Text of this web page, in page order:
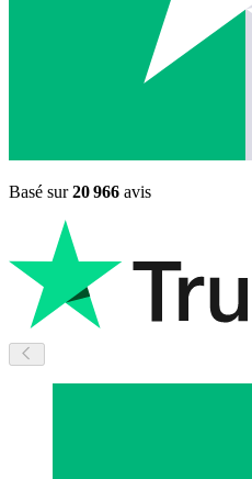
Basé sur20 966 avis